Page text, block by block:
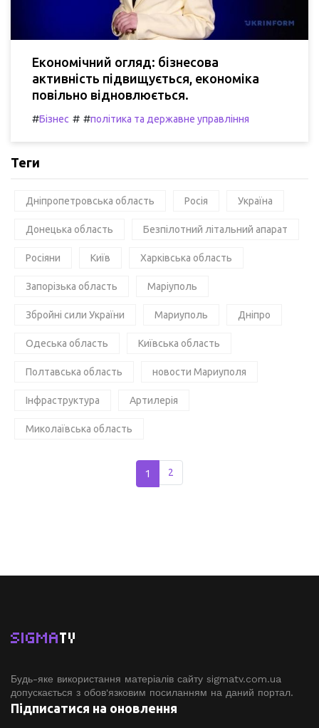
Економічний огляд: бізнесова
активність підвищується, економіка
повільно відновлюється.
#Бізнес # #політика та державне управління
Теги
Дніпропетровська область Росія Україна
Донецька область Безпілотний літальний апарат
Росіяни Київ Харківська область
Запорізька область Маріуполь
Збройні сили України Мариуполь Дніпро
Одеська область Київська область
Полтавська область новости Мариуполя
Інфраструктура Артилерія
Миколаївська область
1 2
SIGMATV
Будь-яке використання матеріалів сайту sigmatv.com.ua
допускається з обов'язковим посиланням на даний портал.
Підписатися на оновлення